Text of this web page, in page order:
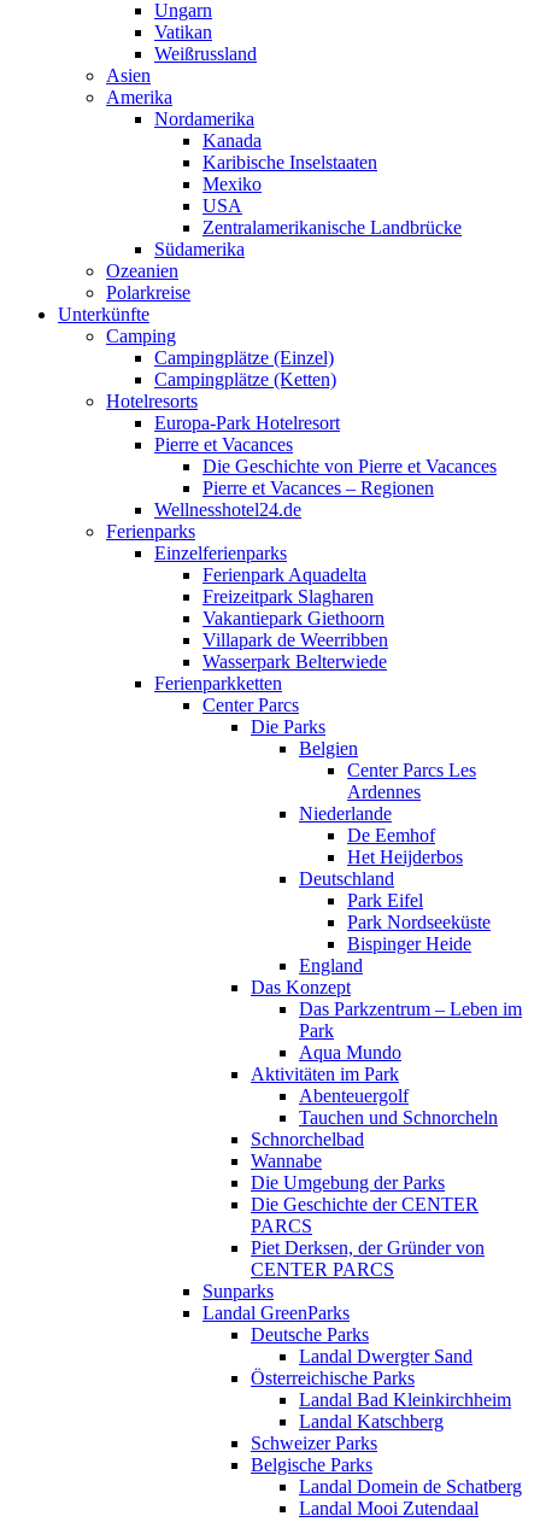
Ungarn
Vatikan
Weißrussland
Asien
Amerika
Nordamerika
Kanada
Karibische Inselstaaten
Mexiko
USA
Zentralamerikanische Landbrücke
Südamerika
Ozeanien
Polarkreise
Unterkünfte
Camping
Campingplätze (Einzel)
Campingplätze (Ketten)
Hotelresorts
Europa-Park Hotelresort
Pierre et Vacances
Die Geschichte von Pierre et Vacances
Pierre et Vacances – Regionen
Wellnesshotel24.de
Ferienparks
Einzelferienparks
Ferienpark Aquadelta
Freizeitpark Slagharen
Vakantiepark Giethoorn
Villapark de Weerribben
Wasserpark Belterwiede
Ferienparkketten
Center Parcs
Die Parks
Belgien
Center Parcs Les
Ardennes
Niederlande
De Eemhof
Het Heijderbos
Deutschland
Park Eifel
Park Nordseeküste
Bispinger Heide
England
Das Konzept
Das Parkzentrum – Leben im
Park
Aqua Mundo
Aktivitäten im Park
Abenteuergolf
Tauchen und Schnorcheln
Schnorchelbad
Wannabe
Die Umgebung der Parks
Die Geschichte der CENTER
PARCS
Piet Derksen, der Gründer von
CENTER PARCS
Sunparks
Landal GreenParks
Deutsche Parks
Landal Dwergter Sand
Österreichische Parks
Landal Bad Kleinkirchheim
Landal Katschberg
Schweizer Parks
Belgische Parks
Landal Domein de Schatberg
Landal Mooi Zutendaal